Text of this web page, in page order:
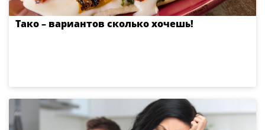
Тако – вариантов сколько хочешь!